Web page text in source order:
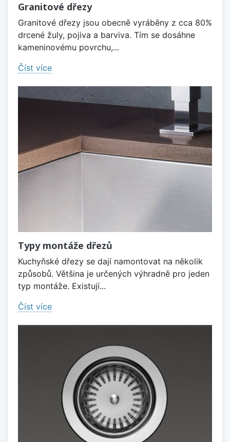
Granitové dřezy
Granitové dřezy jsou obecně vyráběny z cca 80%
drcené žuly, pojiva a barviva. Tím se dosáhne
kameninovému povrchu,...
Číst více
Typy montáže dřezů
Kuchyňské dřezy se dají namontovat na několik
způsobů. Většina je určených výhradně pro jeden
typ montáže. Existují...
Číst více